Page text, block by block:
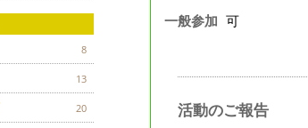
8
13
20
一般参加 可
活動のご報告